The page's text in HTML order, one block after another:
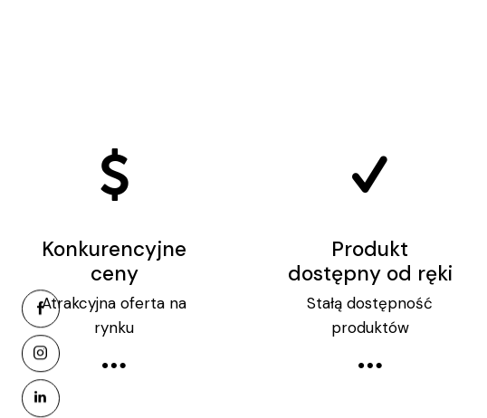
Konkurencyjne
ceny
Atrakcyjna oferta na
rynku
Produkt
dostępny od ręki
Stałą dostępność
produktów